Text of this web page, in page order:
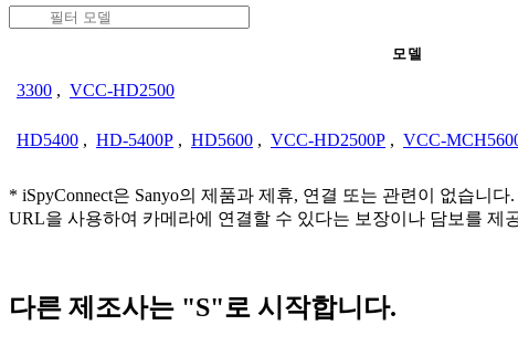
모델
3300 , VCC-HD2500
HD5400 , HD-5400P , HD5600 , VCC-HD2500P , VCC-
* iSpyConnect은 Sanyo의 제품과 제휴, 연결 또는 관련이 없습니
URL을 사용하여 카메라에 연결할 수 있다는 보장이나 담보를 제
다른 제조사는 "S"로 시작합니다.